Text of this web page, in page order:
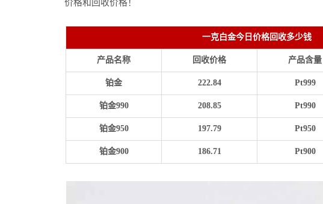
价格和回收价格！
一克白金今日价格回收多少钱
产品名称 回收价格 产品含量
铂金 222.84 Pt999
铂金990 208.85 Pt990
铂金950 197.79 Pt950
铂金900 186.71 Pt900